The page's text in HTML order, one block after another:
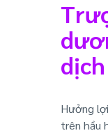
dịch
Hưởng
trên hầu